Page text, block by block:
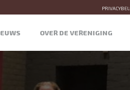
OVER DE VERENIGING